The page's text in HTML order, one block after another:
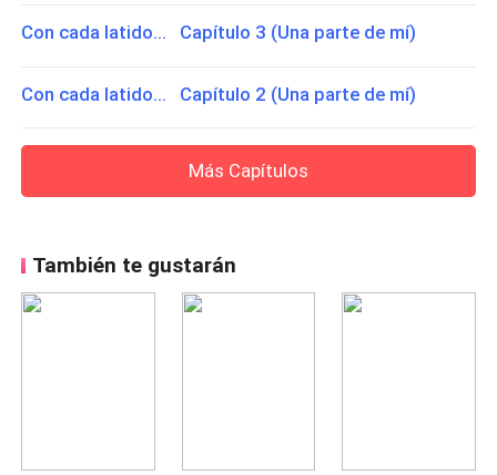
Con cada latido... Capítulo 3 (Una parte de mí)
Con cada latido... Capítulo 2 (Una parte de mí)
Más Capítulos
También te gustarán